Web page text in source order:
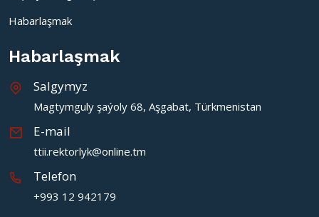
Habarlaşmak
Habarlaşmak
Salgymyz
Magtymguly şaýoly 68, Aşgabat, Türkmenistan
E-mail
ttii.rektorlyk@online.tm
Telefon
+993 12 942179